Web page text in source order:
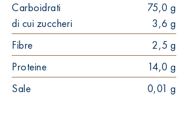
Carboidrati
di cui zuccheri
75,0 g
3,6 g
Fibre
2,5 g
Proteine
14,0 g
Sale
0,01 g